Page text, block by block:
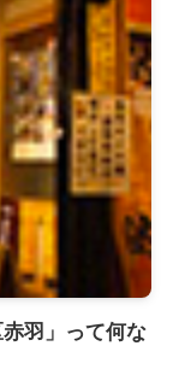
羽」って何な